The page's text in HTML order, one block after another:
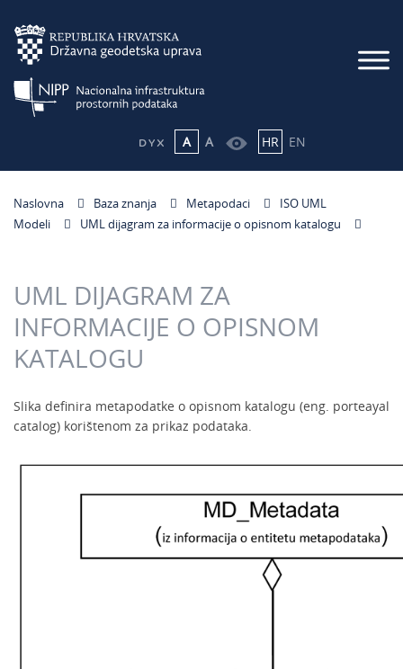
A A HR EN
Naslovna Baza znanja Metapodaci
ISO UML
Modeli
UML dijagram za informacije o opisnom katalogu
UML DIJAGRAM ZA
INFORMACIJE O OPISNOM
KATALOGU
Slika definira metapodatke o opisnom katalogu (eng. porteayal
catalog) korištenom za prikaz podataka.